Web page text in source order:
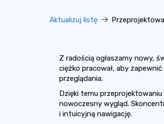
Aktualizuj listę
Z radością ogłaszamy nowy,
ciężko pracował, aby
przeglądania.
Dzięki temu
nowoczesny wygląd.
i intuicyjną nawigację.